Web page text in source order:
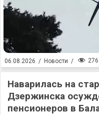
06.08.2026 / Новости / 276
Наварилась на
Дзержинска
пенсионеров в